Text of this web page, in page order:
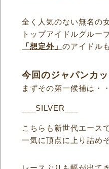
全く人気のない無名の
トップアイドルグルー
「想定外」のアイドル
今回のジャパンカ
まずその第一候補は・
___SILVER___
こちらも新世代エースで
一気に頂点に上り詰め